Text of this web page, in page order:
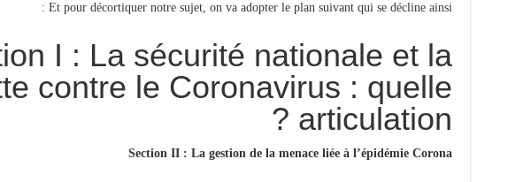
Et pour décortiquer notre sujet, on va adopter le plan suivant qui se décline ainsi :
I : La sécurité nationale et la
contre le Coronavirus : quelle
articulation ?
Section II : La gestion de la menace liée à l’épidémie Corona